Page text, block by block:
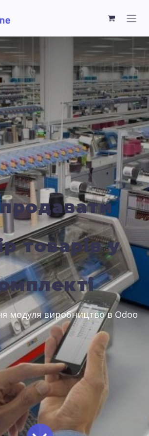
товарів у
модуля виробництво в Odoo